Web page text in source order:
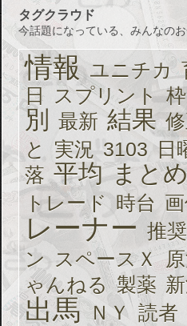
キ
ン
グ］-
株
FX
競
馬
パ
チ
ス
ロ
タグクラウド
今話題になっている、みんなの
情報 ユニチカ
日
スプリント
別 最新 結果
と
実況 3103 日
落 平均 まと
トレード 時台
レーナー 推奨
ン スペースＸ
ゃんねる 製薬
出馬 ＮＹ 読者